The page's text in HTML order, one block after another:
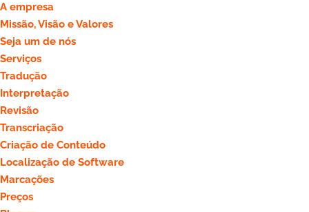
A empresa
Missão, Visão e Valores
Seja um de nós
Serviços
Tradução
Interpretação
Revisão
Transcriação
Criação de Conteúdo
Localização de Software
Marcações
Preços